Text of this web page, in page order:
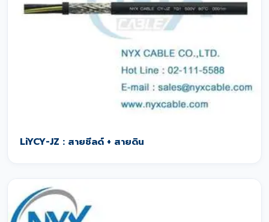
LiYCY-JZ : สายชีลด์ + สายดิน